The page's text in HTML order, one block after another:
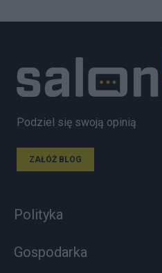
Podziel się swoją opinią
ZAŁÓŻ BLOG
Polityka
Gospodarka